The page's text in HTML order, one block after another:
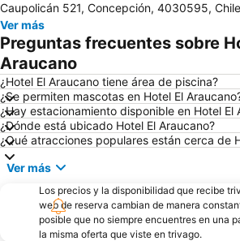
Caupolicán 521, Concepción, 4030595, Chile
Ver más
Preguntas frecuentes sobre
Araucano
¿Hotel El Araucano tiene área de piscina?
¿Se permiten mascotas en Hotel El
¿Hay estacionamiento disponible en Hotel El
¿Dónde está ubicado Hotel El Araucano?
¿Qué atracciones populares están cerca de
Ver más
Los precios y la disponibilidad que recibe
web de reserva cambian de manera
posible que no siempre encuentres en una
la misma oferta que viste en trivago.